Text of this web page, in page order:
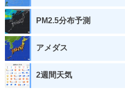
PM2.5分布予測
アメダス
2週間天気